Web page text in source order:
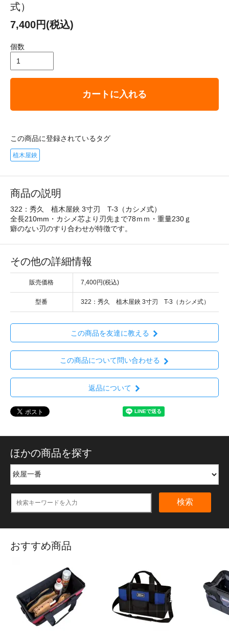
式）
7,400円(税込)
個数
カートに入れる
この商品に登録されているタグ
植木屋鋏
商品の説明
322：秀久 植木屋鋏 3寸刃 T-3（カシメ式）
全長210mm・カシメ芯より刃先まで78ｍｍ・重量230ｇ
癖のない刃のすり合わせが特徴です。
その他の詳細情報
販売価格 7,400円(税込)
型番 322：秀久 植木屋鋏 3寸刃 T-3（カシメ式）
この商品を友達に教える
この商品について問い合わせる
返品について
ほかの商品を探す
検索
おすすめ商品